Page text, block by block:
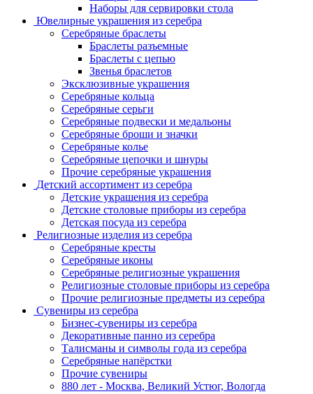
Наборы для сервировки стола
Ювелирные украшения из серебра
Серебряные браслеты
Браслеты разъемные
Браслеты с цепью
Звенья браслетов
Эксклюзивные украшения
Серебряные кольца
Серебряные серьги
Серебряные подвески и медальоны
Серебряные броши и значки
Серебряные колье
Серебряные цепочки и шнуры
Прочие серебряные украшения
Детский ассортимент из серебра
Детские украшения из серебра
Детские столовые приборы из серебра
Детская посуда из серебра
Религиозные изделия из серебра
Серебряные кресты
Серебряные иконы
Серебряные религиозные украшения
Религиозные столовые приборы из серебра
Прочие религиозные предметы из серебра
Сувениры из серебра
Бизнес-сувениры из серебра
Декоративные панно из серебра
Талисманы и символы года из серебра
Серебряные напёрстки
Прочие сувениры
880 лет - Москва, Великий Устюг, Вологда